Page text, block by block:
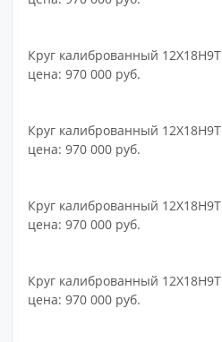
Круг калиброванный
цена: 970 000 руб.
Круг калиброванный
цена: 970 000 руб.
Круг калиброванный
цена: 970 000 руб.
Круг калиброванный
цена: 970 000 руб.